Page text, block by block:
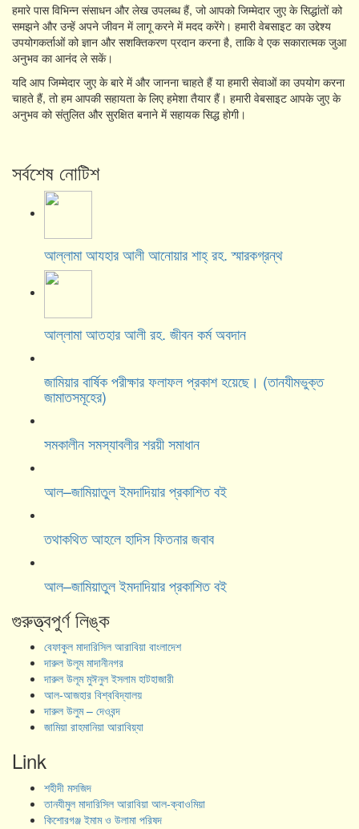
हमारे पास विभिन्न संसाधन और लेख उपलब्ध हैं, जो आपको जिम्मेदार जुए के सिद्धांतों को
समझने और उन्हें अपने जीवन में लागू करने में मदद करेंगे। हमारी वेबसाइट का उद्देश्य
उपयोगकर्ताओं को ज्ञान और सशक्तिकरण प्रदान करना है, ताकि वे एक सकारात्मक जुआ
अनुभव का आनंद ले सकें।
यदि आप जिम्मेदार जुए के बारे में और जानना चाहते हैं या हमारी सेवाओं का उपयोग करना
चाहते हैं, तो हम आपकी सहायता के लिए हमेशा तैयार हैं। हमारी वेबसाइट आपके जुए के
अनुभव को संतुलित और सुरक्षित बनाने में सहायक सिद्ध होगी।
সর্বশেষ নোটিশ
আল্লামা আযহার আলী আনোয়ার শাহ্‌ রহ. স্মারকগ্রন্থ
আল্লামা আতহার আলী রহ. জীবন কর্ম অবদান
জামিয়ার বার্ষিক পরীক্ষার ফলাফল প্রকাশ হয়েছে। (তানযীমভুক্ত
জামাতসমূহের)
সমকালীন সমস্যাবলীর শরয়ী সমাধান
আল–জামিয়াতুল ইমদাদিয়ার প্রকাশিত বই
তথাকথিত আহলে হাদিস ফিতনার জবাব
আল–জামিয়াতুল ইমদাদিয়ার প্রকাশিত বই
গুরুত্ত্বপুর্ণ লিঙ্ক
বেফাকুল মাদারিসিল আরাবিয়া বাংলাদেশ
দারুল উলূম মাদানীনগর
দারুল উলূম মুঈনুল ইসলাম হাটহাজারী
আল-আজহার বিশ্ববিদ্যালয়
দারুল উলুম – দেওবন্দ
জামিয়া রাহমানিয়া আরাবিয়্যা
Link
শহীদী মসজিদ
তানযীমুল মাদারিসিল আরাবিয়া আল-ক্বাওমিয়া
কিশোরগঞ্জ ইমাম ও উলামা পরিষদ